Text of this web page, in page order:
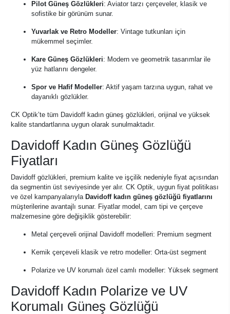
Pilot Güneş Gözlükleri: Aviator tarzı çerçeveler, klasik ve
sofistike bir görünüm sunar.
Yuvarlak ve Retro Modeller: Vintage tutkunları için
mükemmel seçimler.
Kare Güneş Gözlükleri: Modern ve geometrik tasarımlar ile
yüz hatlarını dengeler.
Spor ve Hafif Modeller: Aktif yaşam tarzına uygun, rahat ve
dayanıklı gözlükler.
CK Optik’te tüm Davidoff kadın güneş gözlükleri, orijinal ve yüksek
kalite standartlarına uygun olarak sunulmaktadır.
Davidoff Kadın Güneş Gözlüğü
Fiyatları
Davidoff gözlükleri, premium kalite ve işçilik nedeniyle fiyat açısından
da segmentin üst seviyesinde yer alır. CK Optik, uygun fiyat politikası
ve özel kampanyalarıyla Davidoff kadın güneş gözlüğü fiyatlarını
müşterilerine avantajlı sunar. Fiyatlar model, cam tipi ve çerçeve
malzemesine göre değişiklik gösterebilir:
Metal çerçeveli orijinal Davidoff modelleri: Premium segment
Kemik çerçeveli klasik ve retro modeller: Orta-üst segment
Polarize ve UV korumalı özel camlı modeller: Yüksek segment
Davidoff Kadın Polarize ve UV
Korumalı Güneş Gözlüğü